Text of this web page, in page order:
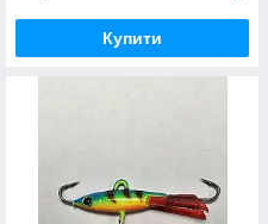
Купити